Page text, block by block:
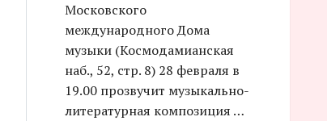
Московского
международного Дома
музыки (Космодамианская
наб., 52, стр. 8) 28 февраля в
19.00 прозвучит музыкально-
литературная композиция …